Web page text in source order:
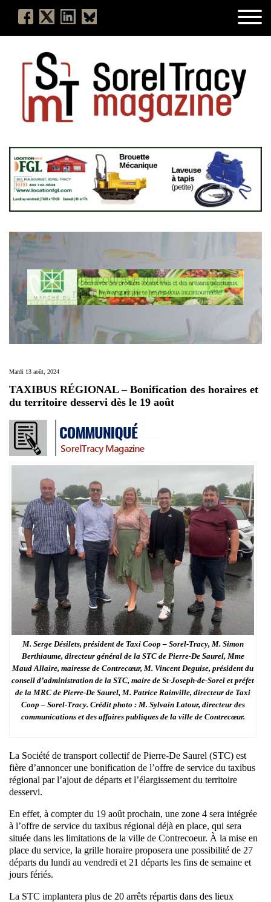
Mardi 13 août, 2024
TAXIBUS RÉGIONAL – Bonification des horaires et
du territoire desservi dès le 19 août
M. Serge Désilets, président de Taxi Coop – Sorel-Tracy, M. Simon
Berthiaume, directeur général de la STC de Pierre-De Saurel, Mme
Maud Allaire, mairesse de Contrecœur, M. Vincent Deguise, président du
conseil d’administration de la STC, maire de St-Joseph-de-Sorel et préfet
de la MRC de Pierre-De Saurel, M. Patrice Rainville, directeur de Taxi
Coop – Sorel-Tracy. Crédit photo : M. Sylvain Latour, directeur des
communications et des affaires publiques de la ville de Contrecœur.
La Société de transport collectif de Pierre-De Saurel (STC) est
fière d’annoncer une bonification de l’offre de service du taxibus
régional par l’ajout de départs et l’élargissement du territoire
desservi.
En effet, à compter du 19 août prochain, une zone 4 sera intégrée
à l’offre de service du taxibus régional déjà en place, qui sera
située dans les limitations de la ville de Contrecoeur. À la mise en
place du service, la grille horaire proposera une possibilité de 27
départs du lundi au vendredi et 21 départs les fins de semaine et
jours fériés.
La STC implantera plus de 20 arrêts répartis dans des lieux